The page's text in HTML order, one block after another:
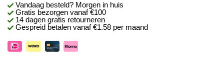
Vandaag besteld? Morgen in huis
Gratis bezorgen vanaf €100
14 dagen gratis retourneren
Gespreid betalen vanaf €1.58 per maand